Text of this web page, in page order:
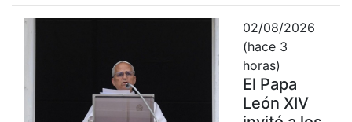
02/08/2026
(hace 3
horas)
El Papa
León XIV